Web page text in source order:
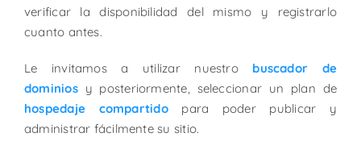
verificar la disponibilidad del mismo y registrarlo
cuanto antes.
Le invitamos a utilizar nuestro buscador de
dominiosy posteriormente, seleccionar un plan de
hospedaje compartidopara poder publicar y
administrar fácilmente su sitio.